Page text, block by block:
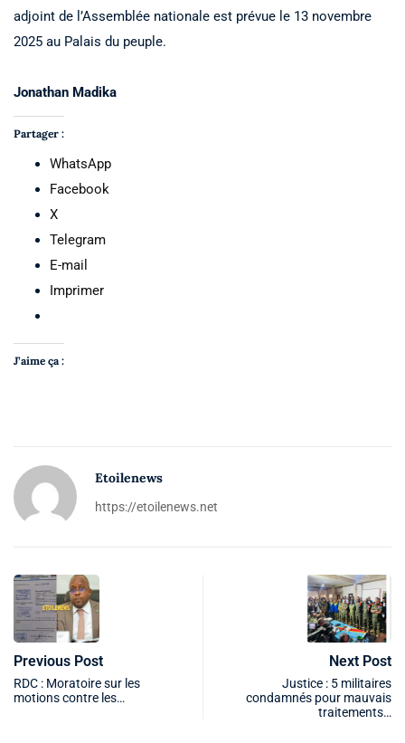
adjoint de l’Assemblée nationale est prévue le 13 novembre
2025 au Palais du peuple.
Jonathan Madika
Partager :
WhatsApp
Facebook
X
Telegram
E-mail
Imprimer
J’aime ça :
Etoilenews
https://etoilenews.net
Previous Post
RDC : Moratoire sur les
motions contre les…
Next Post
Justice : 5 militaires
condamnés pour mauvais
traitements…